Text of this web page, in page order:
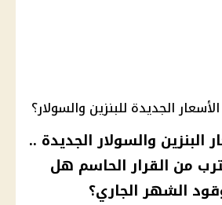
الجديدة للبنزين والسولار؟
البنزين والسولار الجديدة ..
من القرار الحاسم هل
الشهر الجاري؟